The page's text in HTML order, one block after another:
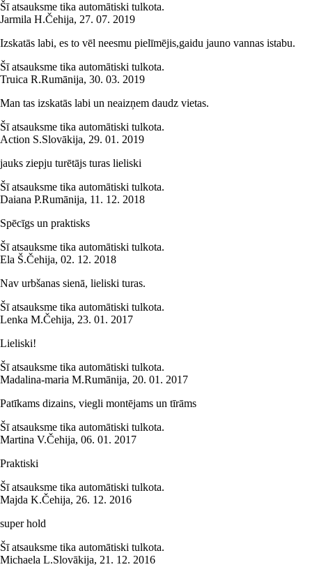
Šī atsauksme tika automātiski tulkota.
Jarmila H.Čehija, 27. 07. 2019
Izskatās labi, es to vēl neesmu pielīmējis,gaidu jauno vannas istabu.
Šī atsauksme tika automātiski tulkota.
Truica R.Rumānija, 30. 03. 2019
Man tas izskatās labi un neaizņem daudz vietas.
Šī atsauksme tika automātiski tulkota.
Action S.Slovākija, 29. 01. 2019
jauks ziepju turētājs turas lieliski
Šī atsauksme tika automātiski tulkota.
Daiana P.Rumānija, 11. 12. 2018
Spēcīgs un praktisks
Šī atsauksme tika automātiski tulkota.
Ela Š.Čehija, 02. 12. 2018
Nav urbšanas sienā, lieliski turas.
Šī atsauksme tika automātiski tulkota.
Lenka M.Čehija, 23. 01. 2017
Lieliski!
Šī atsauksme tika automātiski tulkota.
Madalina-maria M.Rumānija, 20. 01. 2017
Patīkams dizains, viegli montējams un tīrāms
Šī atsauksme tika automātiski tulkota.
Martina V.Čehija, 06. 01. 2017
Praktiski
Šī atsauksme tika automātiski tulkota.
Majda K.Čehija, 26. 12. 2016
super hold
Šī atsauksme tika automātiski tulkota.
Michaela L.Slovākija, 21. 12. 2016